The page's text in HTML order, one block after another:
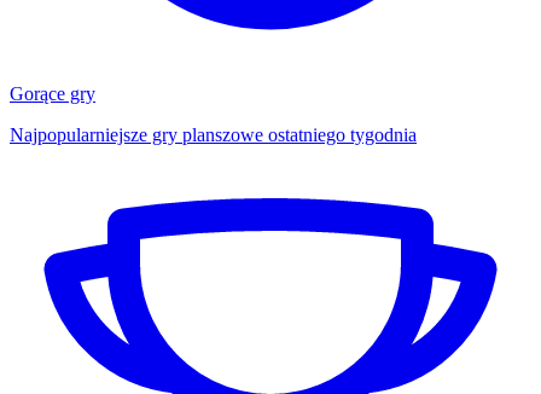
Gorące gry
Najpopularniejsze gry planszowe ostatniego tygodnia